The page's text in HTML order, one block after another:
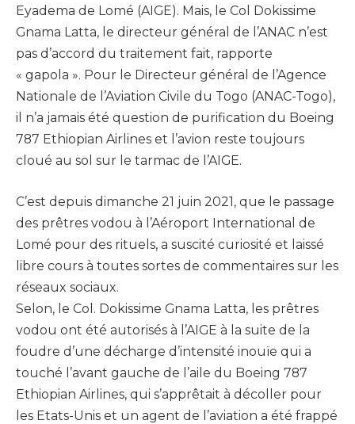
Eyadema de Lomé (AIGE). Mais, le Col Dokissime
Gnama Latta, le directeur général de l’ANAC n’est
pas d’accord du traitement fait, rapporte
« gapola ». Pour le Directeur général de l’Agence
Nationale de l’Aviation Civile du Togo (ANAC-Togo),
il n’a jamais été question de purification du Boeing
787 Ethiopian Airlines et l’avion reste toujours
cloué au sol sur le tarmac de l’AIGE.
C’est depuis dimanche 21 juin 2021, que le passage
des prêtres vodou à l’Aéroport International de
Lomé pour des rituels, a suscité curiosité et laissé
libre cours à toutes sortes de commentaires sur les
réseaux sociaux.
Selon, le Col. Dokissime Gnama Latta, les prêtres
vodou ont été autorisés à l’AIGE à la suite de la
foudre d’une décharge d’intensité inouïe qui a
touché l’avant gauche de l’aile du Boeing 787
Ethiopian Airlines, qui s’apprêtait à décoller pour
les Etats-Unis et un agent de l’aviation a été frappé